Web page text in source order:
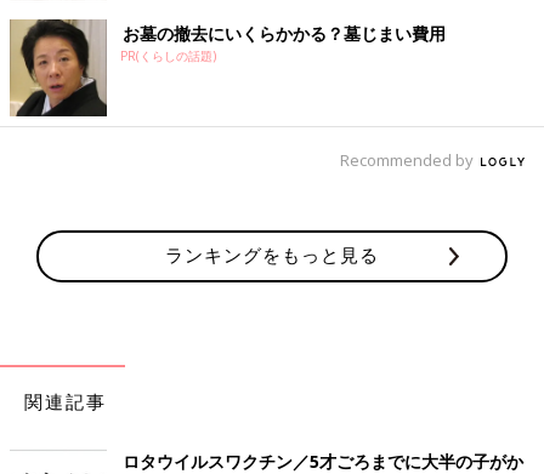
お墓の撤去にいくらかかる？墓じまい費用
PR(くらしの話題)
Recommended by
ランキングをもっと見る
関連記事
ロタウイルスワクチン／5才ごろまでに大半の子がか